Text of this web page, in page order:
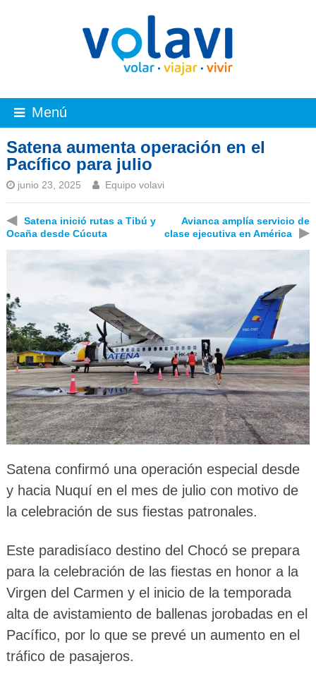
Menú
Satena aumenta operación en el
Pacífico para julio
junio 23, 2025 Equipo volavi
◀
Satena inició rutas a Tibú y
Ocaña desde Cúcuta
Avianca amplía servicio de
clase ejecutiva en América
▶
Satena confirmó una operación especial desde
y hacia Nuquí en el mes de julio con motivo de
la celebración de sus fiestas patronales.
Este paradisíaco destino del Chocó se prepara
para la celebración de las fiestas en honor a la
Virgen del Carmen y el inicio de la temporada
alta de avistamiento de ballenas jorobadas en el
Pacífico, por lo que se prevé un aumento en el
tráfico de pasajeros.